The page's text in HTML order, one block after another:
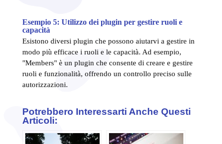
Esempio 5: Utilizzo dei plugin per gestire ruoli e
capacità
Esistono diversi plugin che possono aiutarvi a gestire in
modo più efficace i ruoli e le capacità. Ad esempio,
"Members" è un plugin che consente di creare e gestire
ruoli e funzionalità, offrendo un controllo preciso sulle
autorizzazioni.
Potrebbero Interessarti Anche Questi
Articoli: